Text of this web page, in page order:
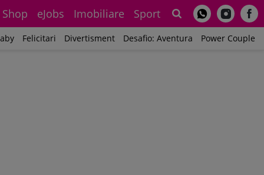
Shop eJobs Imobiliare Sport
Felicitari Divertisment Desafio: Aventura Power Couple